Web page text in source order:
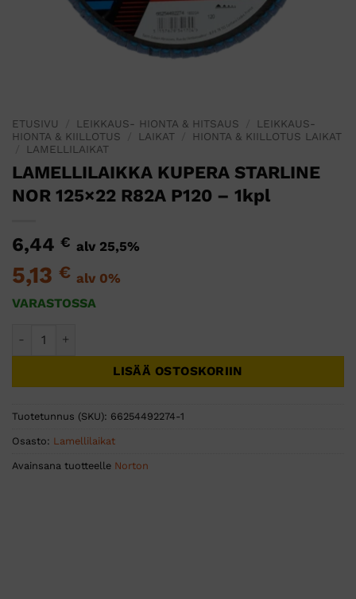
ETUSIVU LEIKKAUS- HIONTA & HITSAUS
LEIKKAUS-
HIONTA & KIILLOTUS
LAIKAT
HIONTA & KIILLOTUS LAIKAT
LAMELLILAIKAT
LAMELLILAIKKA KUPERA STARLINE
NOR 125×22 R82A P120 – 1kpl
6,44 € alv 25,5%
5,13 € alv 0%
VARASTOSSA
LISÄÄ OSTOSKORIIN
Tuotetunnus (SKU): 66254492274-1
Osasto: Lamellilaikat
Avainsana tuotteelle Norton